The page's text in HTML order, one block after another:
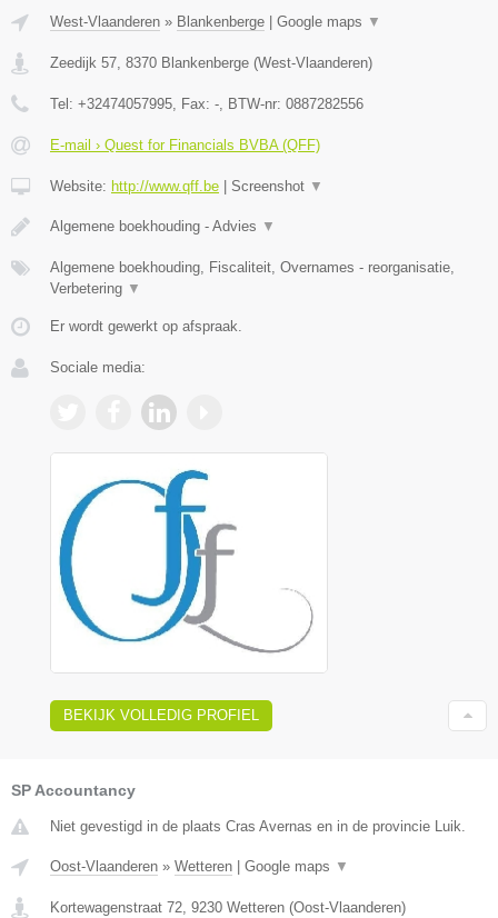
West-Vlaanderen » Blankenberge Google maps ▼
Zeedijk 57, 8370 Blankenberge (West-Vlaanderen)
Tel: +32474057995, Fax: -, BTW-nr: 0887282556
E-mail › Quest for Financials BVBA (QFF)
Website: http://www.qff.be Screenshot ▼
Algemene boekhouding - Advies ▼
Algemene boekhouding, Fiscaliteit, Overnames - reorganisatie,
Verbetering ▼
Er wordt gewerkt op afspraak.
Sociale media:
BEKIJK VOLLEDIG PROFIEL
SP Accountancy
Niet gevestigd in de plaats Cras Avernas en in de provincie Luik.
Oost-Vlaanderen » Wetteren Google maps ▼
Kortewagenstraat 72 9230 Wetteren (Oost-Vlaanderen)